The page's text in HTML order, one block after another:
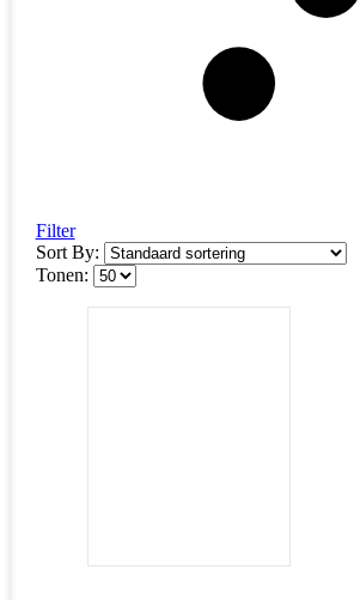
Filter
Sort By:
Tonen: